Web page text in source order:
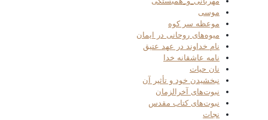
موسی
موعظه سر کوه
میوه‌های روحانی در ایمان
نام خداوند در عهد عتیق
نامه عاشقانه خدا
نان حیات
نبخشیدن خود و تأثیر آن
نبوت‌های آخرالزمان
نبوت‌های کتاب مقدس
نجات